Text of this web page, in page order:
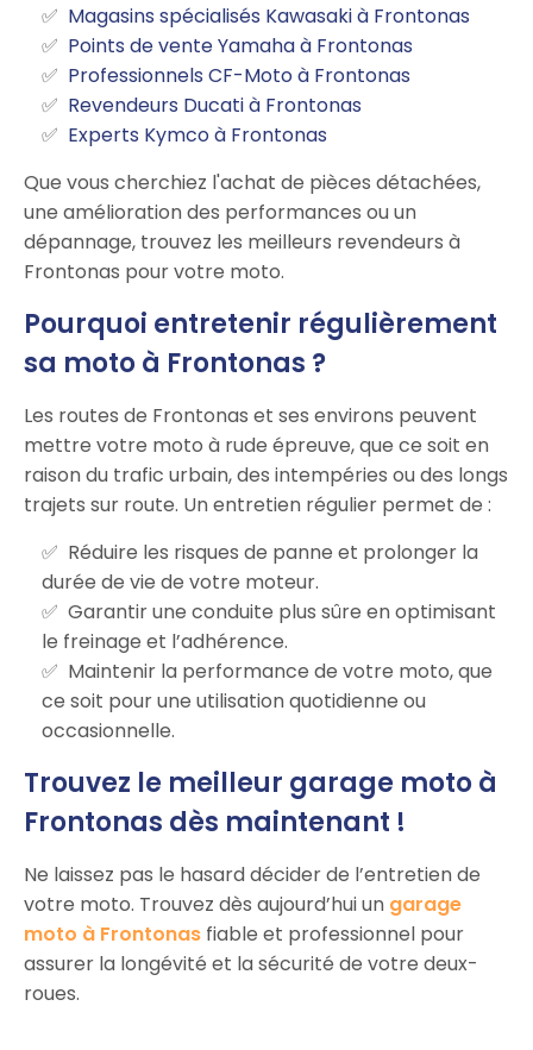
Magasins spécialisés Kawasaki à Frontonas
Points de vente Yamaha à Frontonas
Professionnels CF-Moto à Frontonas
Revendeurs Ducati à Frontonas
Experts Kymco à Frontonas
Que vous cherchiez l'achat de pièces détachées,
une amélioration des performances ou un
dépannage, trouvez les meilleurs revendeurs à
Frontonas pour votre moto.
Pourquoi entretenir régulièrement
sa moto à Frontonas ?
Les routes de Frontonas et ses environs peuvent
mettre votre moto à rude épreuve, que ce soit en
raison du trafic urbain, des intempéries ou des longs
trajets sur route. Un entretien régulier permet de :
Réduire les risques de panne et prolonger la
durée de vie de votre moteur.
Garantir une conduite plus sûre en optimisant
le freinage et l’adhérence.
Maintenir la performance de votre moto, que
ce soit pour une utilisation quotidienne ou
occasionnelle.
Trouvez le meilleur garage moto à
Frontonas dès maintenant !
Ne laissez pas le hasard décider de l’entretien de
votre moto. Trouvez dès aujourd’hui un garage
moto à Frontonas fiable et professionnel pour
assurer la longévité et la sécurité de votre deux-
roues.